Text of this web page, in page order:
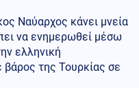
Ναύαρχος κάνει μνεία
να ενημερωθεί μέσω
ελληνική
βάρος της Τουρκίας σε